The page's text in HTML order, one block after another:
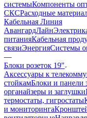
системыКомпоненты
СКСРасходные
Кабельная Линия
АвангардЛайн
питанияКабельная
связиЭнергияСистемы
—
Блоки розеток 19"
Аксессуары к
стойкамБлоки и панели
органайзеры и заглушки
термостаты, гигростаты
и мониторинга